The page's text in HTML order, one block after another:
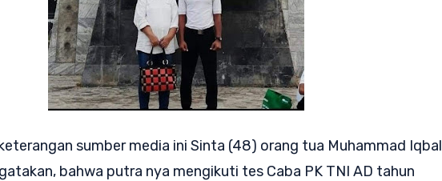
sumber media ini Sinta (48) orang tua Muhammad Iqbal
bahwa putra nya mengikuti tes Caba PK TNI AD tahun